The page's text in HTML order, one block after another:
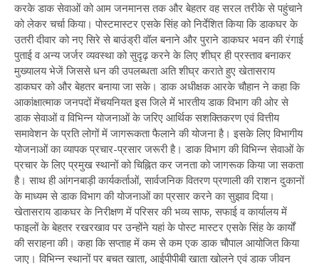
करके डाक सेवाओं को आम जनमानस तक और बेहतर वह सरल तरीके से पहुंचाने
को लेकर चर्चा किया। पोस्टमास्टर एसके सिंह को निर्देशित किया कि डाकघर के
उतरी दीवार को नए सिरे से बाउंड्री वॉल बनाने और पुराने डाकघर भवन की रंगाई
पुताई व अन्य जर्जर व्यवस्था को सुदृढ़ करने के लिए शीघ्र ही प्रस्ताव बनाकर
मुख्यालय भेजें जिससे धन की उपलब्धता अति शीघ्र कराते हुए खेतासराय
डाकघर को और बेहतर बनाया जा सके। डाक अधीक्षक आरके चौहान ने कहा कि
आकांक्षात्माक जनपदों मेंचयनियत इस जिले में भारतीय डाक विभाग की ओर से
डाक सेवाओं व विभिन्न योजनाओं के जरिए आर्थिक सशक्तिकरण एवं वित्तीय
समावेशन के प्रति लोगों में जागरूकता फैलाने की योजना है। इसके लिए विभागीय
योजनाओं का व्यापक प्रचार-प्रसार जरूरी है। डाक विभाग की विभिन्न सेवाओं के
प्रचार के लिए प्रमुख स्थानों को चिह्नित कर जनता को जागरूक किया जा सकता
है। साथ ही आंगनबाड़ी कार्यकर्ताओं, सार्वजनिक वितरण प्रणाली की राशन दुकानों
के माध्यम से डाक विभाग की योजनाओं का प्रसार करने का सुझाव दिया।
खेतासराय डाकघर के निरीक्षण में परिसर की भव्य साफ, सफाई व कार्यालय में
फाइलों के बेहतर रखरखाव पर उन्होंने यहां के पोस्ट मास्टर एसके सिंह के कार्यों
की सराहना की। कहा कि सप्ताह में कम से कम एक डाक चौपाल आयोजित किया
जाए। विभिन्न स्थानों पर बचत खाता, आईपीपीबी खाता खोलने एवं डाक जीवन